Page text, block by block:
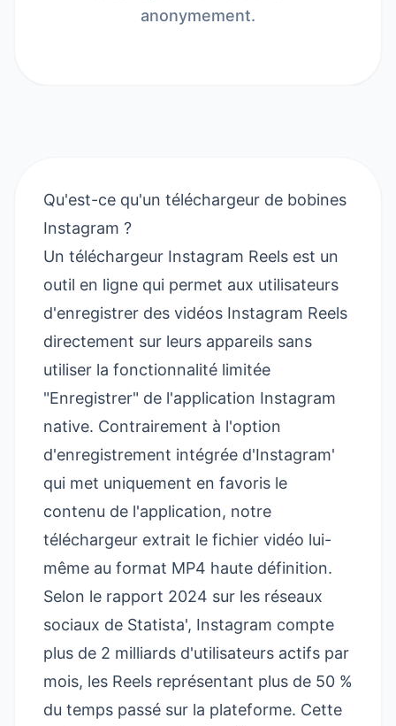
anonymement.
Qu'est-ce qu'un téléchargeur de bobines
Instagram ?
Un téléchargeur Instagram Reels est un
outil en ligne qui permet aux utilisateurs
d'enregistrer des vidéos Instagram Reels
directement sur leurs appareils sans
utiliser la fonctionnalité limitée
"Enregistrer" de l'application Instagram
native. Contrairement à l'option
d'enregistrement intégrée d'Instagram'
qui met uniquement en favoris le
contenu de l'application, notre
téléchargeur extrait le fichier vidéo lui-
même au format MP4 haute définition.
Selon le rapport 2024 sur les réseaux
sociaux de Statista', Instagram compte
plus de 2 milliards d'utilisateurs actifs par
mois, les Reels représentant plus de 50 %
du temps passé sur la plateforme. Cette